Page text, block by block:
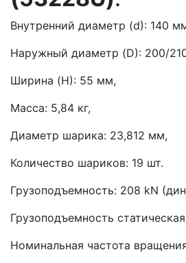
Внутренний диаметр (d): 140
Наружный диаметр (D): 200/
Ширина (H): 55 мм,
Масса: 5,84 кг,
Диаметр шарика: 23,812 мм,
Количество шариков: 19 шт.
Грузоподъемность: 208 kN
Грузоподъемность
Номинальная частота